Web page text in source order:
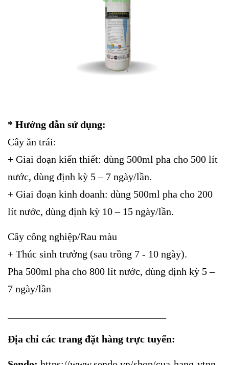
* Hướng dẫn sử dụng:
Cây ăn trái:
+ Giai đoạn kiến thiết: dùng 500ml pha cho 500 lít
nước, dùng định kỳ 5 – 7 ngày/lần.
+ Giai đoạn kinh doanh: dùng 500ml pha cho 200
lít nước, dùng định kỳ 10 – 15 ngày/lần.
Cây công nghiệp/Rau màu
+ Thúc sinh trưởng (sau trồng 7 - 10 ngày).
Pha 500ml pha cho 800 lít nước, dùng định kỳ 5 –
7 ngày/lần
Địa chỉ các trang đặt hàng trực tuyến: